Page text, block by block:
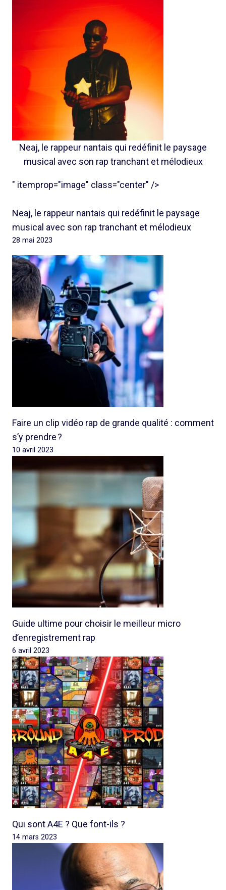
Neaj, le rappeur nantais qui redéfinit le paysage
musical avec son rap tranchant et mélodieux
" itemprop="image" class="center" />
Neaj, le rappeur nantais qui redéfinit le paysage
musical avec son rap tranchant et mélodieux
28 mai 2023
Faire un clip vidéo rap de grande qualité : comment
s’y prendre ?
10 avril 2023
Guide ultime pour choisir le meilleur micro
d’enregistrement rap
6 avril 2023
Qui sont A4E ? Que font-ils ?
14 mars 2023